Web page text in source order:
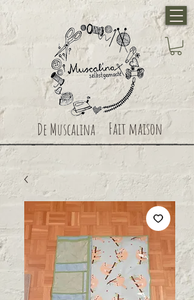
De Muscalina Fait maison